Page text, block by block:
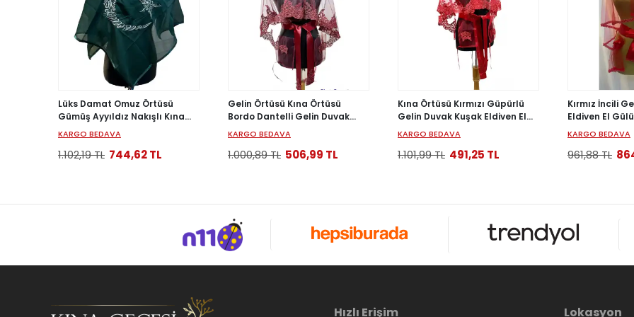
Lüks Damat Omuz Örtüsü
Gümüş Ayyıldız Nakışlı Kına
Şalı Erkek Kına Örtüsü
KARGO BEDAVA
1.102,19 TL 744,62 TL
Gelin Örtüsü Kına Örtüsü
Bordo Dantelli Gelin Duvak
Eldiven ve Kuşak seti
KARGO BEDAVA
1.000,89 TL 506,99 TL
Kına Örtüsü Kırmızı Güpürlü
Gelin Duvak Kuşak Eldiven El
Gülü Set Gelin Örtü Kına Seti
KARGO BEDAVA
1.101,99 TL 491,25 TL
Kırmız İncili
Eldiven El
Gelin Örtü
KARGO BEDAVA
961,88 TL
Hızlı Erişim Lokasyon